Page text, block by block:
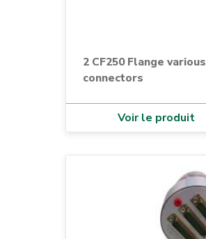
2 CF250 Flange various
connectors
Voir le produit